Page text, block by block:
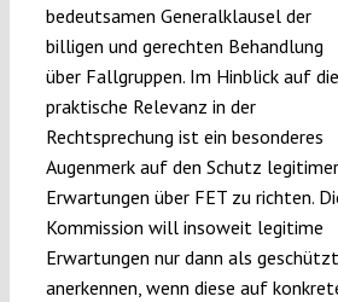
bedeutsamen Generalklausel der
billigen und gerechten Behandlung
über Fallgruppen. Im Hinblick auf die
praktische Relevanz in der
Rechtsprechung ist ein besonderes
Augenmerk auf den Schutz legitimer
Erwartungen über FET zu richten.
Kommission will insoweit legitime
Erwartungen nur dann als geschützt
anerkennen, wenn diese auf